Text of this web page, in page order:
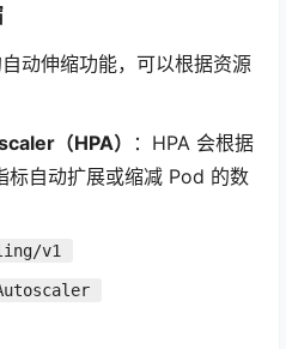
动伸缩功能，可以根据资源
（HPA）
：HPA 会根据
标自动扩展或缩减 Pod 的数
v1